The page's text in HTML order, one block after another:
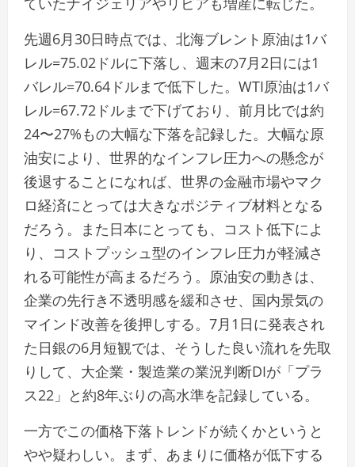
先週6月30日時点では、北海ブレント原油は1バ
レル=75.02ドルに下落し、週末の7月2日には1
バレル=70.64ドルまで低下した。WTI原油は1バ
レル=67.72ドルまで下げており、前月比では約
24〜27%もの大幅な下落を記録した。大幅な原
油安により、世界的なインフレ圧力への懸念が
後退することになれば、世界の金融市場やマク
ロ経済にとっては大きなポジティブ材料となる
だろう。また日本にとっても、コスト低下によ
り、コストプッシュ型のインフレ圧力が軽減さ
れる可能性が高まるだろう。原油安の動きは、
企業の先行き不透明感を緩和させ、国内景気の
マインド改善を後押しする。7月1日に発表され
た日銀の6月短観では、そうした良い流れを先取
りして、大企業・製造業の業況判断DIが「プラ
ス22」と約8年ぶりの高水準を記録している。
一方でこの価格下落トレンドが続くかというと
やや疑わしい。まず、あまりに価格が低下する